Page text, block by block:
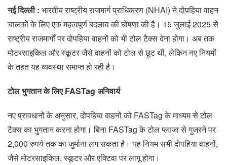
नई दिल्ली : भारतीय राष्ट्रीय राजमार्ग प्राधिकरण (NHAI) ने दोपहिया वाहन
चालकों के लिए एक महत्वपूर्ण बदलाव की घोषणा की है। 15 जुलाई 2025 से
राष्ट्रीय राजमार्गों पर दोपहिया वाहनों को भी टोल टैक्स देना होगा। अब तक
मोटरसाइकिल और स्कूटर जैसे वाहनों को टोल से छूट थी, लेकिन नए नियमों
के तहत यह व्यवस्था समाप्त हो रही है।
टोल भुगतान के लिए FASTag अनिवार्य
नए प्रावधानों के अनुसार, दोपहिया वाहनों को FASTag के माध्यम से टोल
टैक्स का भुगतान करना होगा। बिना FASTag के टोल प्लाजा से गुजरने पर
2,000 रुपये तक का जुर्माना लग सकता है। यह नियम सभी दोपहिया वाहनों,
जैसे मोटरसाइकिल, स्कूटर और एक्टिवा पर लागू होगा।